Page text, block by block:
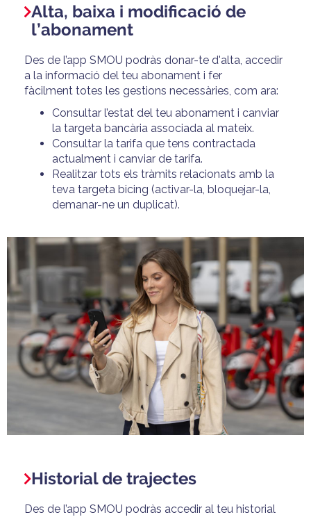
Alta, baixa i modificació de
l’abonament
Des de l’app SMOU podràs donar-te d'alta , accedir
a la informació del teu abonament i fer
fàcilment totes les gestions necessàries , com ara:
Consultar l’estat del teu abonament i canviar
la targeta bancària associada al mateix.
Consultar la tarifa que tens contractada
actualment i canviar de tarifa.
Realitzar tots els tràmits relacionats amb la
teva targeta bicing (activar-la, bloquejar-la,
demanar-ne un duplicat).
Historial de trajectes
Des de l’app SMOU podràs accedir al teu historial